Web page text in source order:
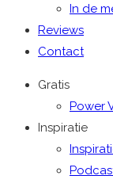
In de
Reviews
Contact
Gratis
Power
Inspiratie